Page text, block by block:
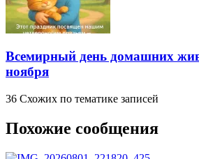
Всемирный день домашних
ноября
36 Схожих по тематике записей
Похожие сообщения